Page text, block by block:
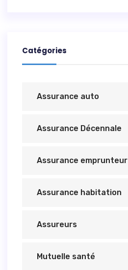
Catégories
Assurance auto
Assurance Décennale
Assurance emprunteur
Assurance habitation
Assureurs
Mutuelle santé